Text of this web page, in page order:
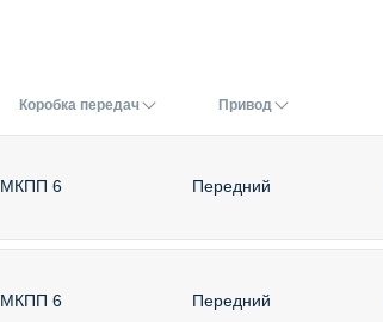
Коробка передач Привод
МКПП 6 Передний
МКПП 6 Передний